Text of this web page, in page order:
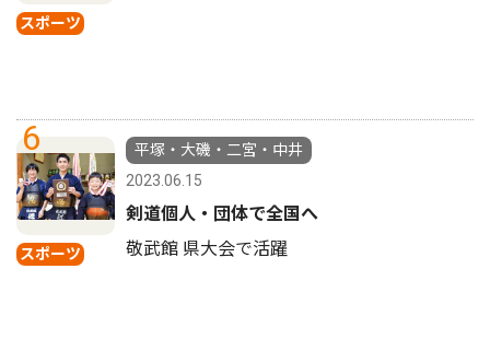
スポーツ
6
スポーツ
平塚・大磯・二宮・中井
2023.06.15
剣道個人・団体で全国へ
敬武館 県大会で活躍